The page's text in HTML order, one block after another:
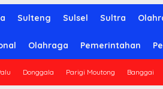
Sulteng Sulsel Sultra
Olahraga Pemerintahan
Donggala Parigi Moutong Banggai